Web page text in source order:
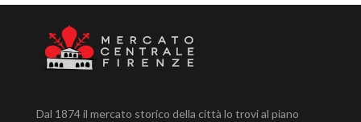
Dal 1874 il mercato storico della città lo trovi al piano